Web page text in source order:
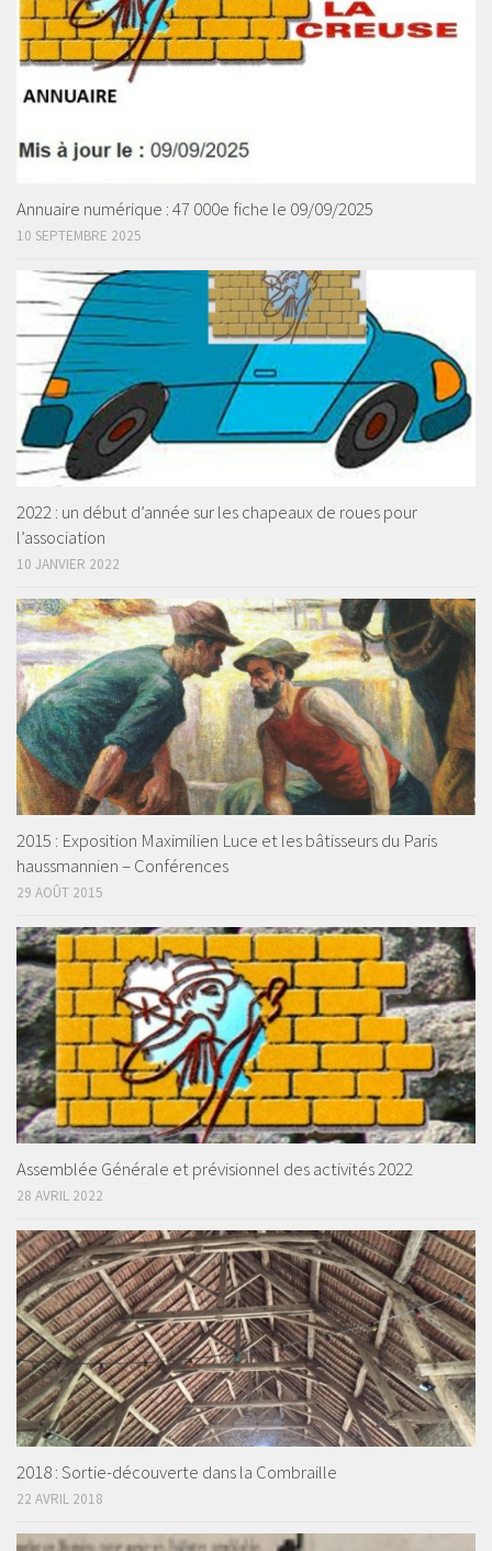
Annuaire numérique : 47 000e fiche le 09/09/2025
10 SEPTEMBRE 2025
2022 : un début d’année sur les chapeaux de roues pour
l’association
10 JANVIER 2022
2015 : Exposition Maximilien Luce et les bâtisseurs du Paris
haussmannien – Conférences
29 AOÛT 2015
Assemblée Générale et prévisionnel des activités 2022
28 AVRIL 2022
2018 : Sortie-découverte dans la Combraille
22 AVRIL 2018